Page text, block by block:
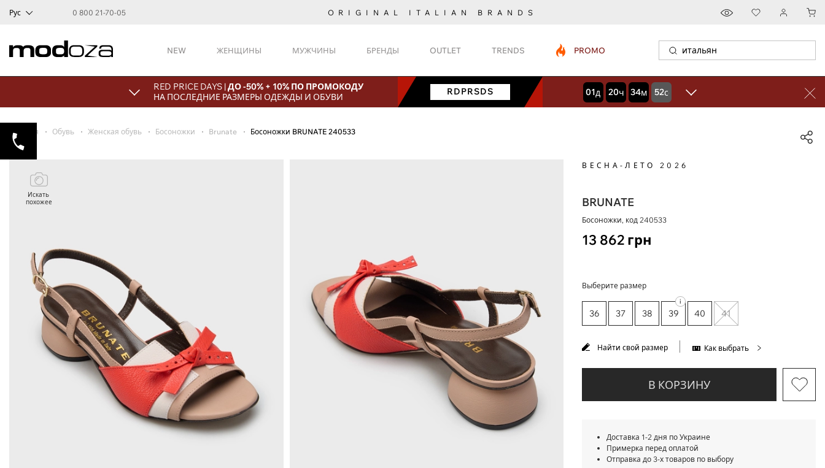
Рус 0 800 21-70-05 ORIGINAL ITALIAN BRANDS
NEW ЖЕНЩИНЫ МУЖЧИНЫ БРЕНДЫ OUTLET TRENDS PROMO
RED PRICE DAYS |ДО -50% + 10% ПО ПРОМОКОДУ
НА ПОСЛЕДНИЕ РАЗМЕРЫ ОДЕЖДЫ И ОБУВИ
RDPRSDS 01дней
20часов
34минут
51секунд
Главная Обувь Женская обувь Босоножки Brunate Босоножки BRUNATE 240533
Искать
похожее
ВЕСНА-ЛЕТО 2026
BRUNATE
Босоножки, код240533
13 862 грн
Выберите размер
36 37 38 39
i
40 41
Найти свой размер Как выбрать
В КОРЗИНУ
Доставка 1-2 дня по Украине
Примерка перед оплатой
Отправка до 3-х товаров по выбору